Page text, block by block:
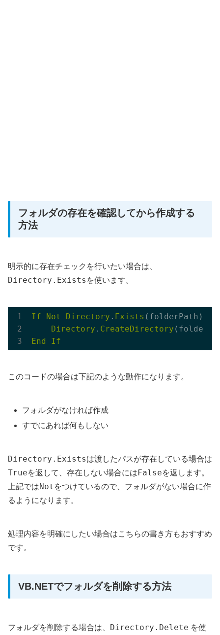
フォルダの存在を確認してから作成する
方法
明示的に存在チェックを行いたい場合は、
Directory.Exists を使います。
If Not Directory . Exists (folderPath)
Directory . CreateDirectory
End
If
このコードの場合は下記のような動作になります。
フォルダがなければ作成
すでにあれば何もしない
Directory.Existsは渡したパスが存在している場合は
Trueを返して、存在しない場合には Falseを返します。
上記ではNot をつけているので、フォルダがない場合に作
るようになります。
処理内容を明確にしたい場合はこちらの書き方もおすすめ
です。
VB.NETでフォルダを削除する方法
フォルダを削除する場合は、 Directory.Delete を使